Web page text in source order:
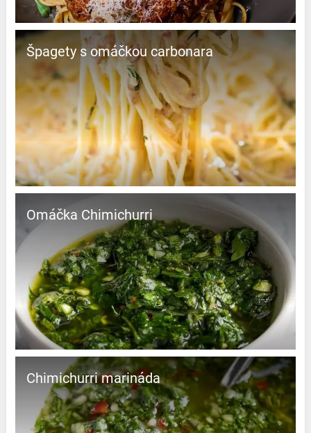
Špagety s omáčkou carbonara
Omáčka Chimichurri
Chimichurri marináda